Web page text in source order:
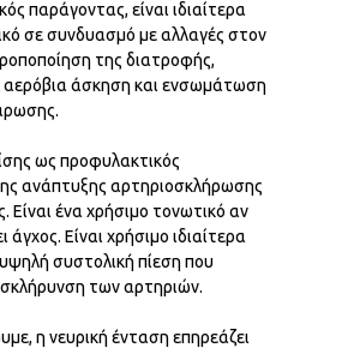
παράγοντας, είναι ιδιαίτερα
σε συνδυασμό με αλλαγές στον
της διατροφής,
αερόβια άσκηση και ενσωμάτωση
ως προφυλακτικός
ανάπτυξης αρτηριοσκλήρωσης
Είναι ένα χρήσιμο τονωτικό αν
άγχος. Είναι χρήσιμο ιδιαίτερα
συστολική πίεση που
σκλήρυνση των αρτηριών.
η νευρική ένταση επηρεάζει